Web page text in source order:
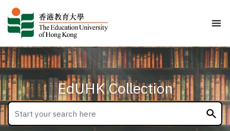
EdUHK Collection